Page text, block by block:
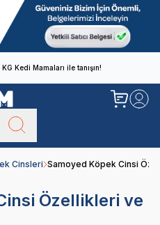
Kedi Mamaları ile tanışın!
Cinsleri Samoyed Köpek Cinsi
Özellikleri ve